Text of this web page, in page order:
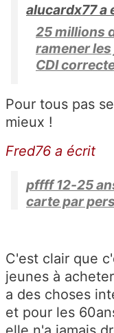
alucardx77 a
25 millions
ramener
CDI
Pour tous pas
mieux !
Fred76 a écrit
pffff 12-25
carte par
C'est clair que
jeunes à
a des choses
et pour les